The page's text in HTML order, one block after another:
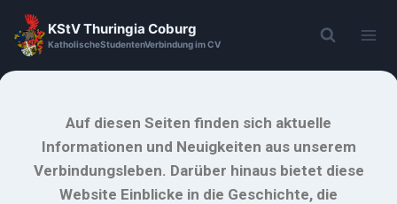
KStV Thuringia Coburg
KatholischeStudentenVerbindung im CV
Auf diesen Seiten finden sich aktuelle
Informationen und Neuigkeiten aus unserem
Verbindungsleben. Darüber hinaus bietet diese
Website Einblicke in die Geschichte, die